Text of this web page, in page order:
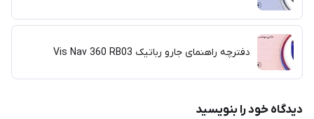
دفترچه راهنمای جارو رباتیک Vis Nav 360 RB03
دیدگاه خود را بنویسید